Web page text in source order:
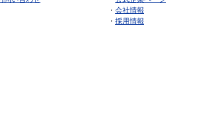
・ 会社情報
・ 採用情報